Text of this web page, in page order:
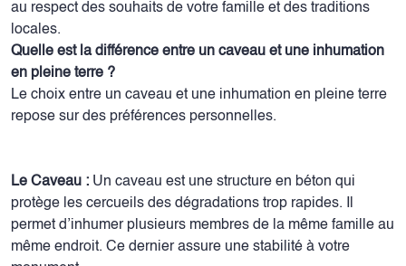
au respect des souhaits de votre famille et des traditions
locales.
Quelle est la différence entre un caveau et une inhumation
en pleine terre ?
Le choix entre un caveau et une inhumation en pleine terre
repose sur des préférences personnelles.
Le Caveau : Un caveau est une structure en béton qui
protège les cercueils des dégradations trop rapides. Il
permet d’inhumer plusieurs membres de la même famille au
même endroit. Ce dernier assure une stabilité à votre